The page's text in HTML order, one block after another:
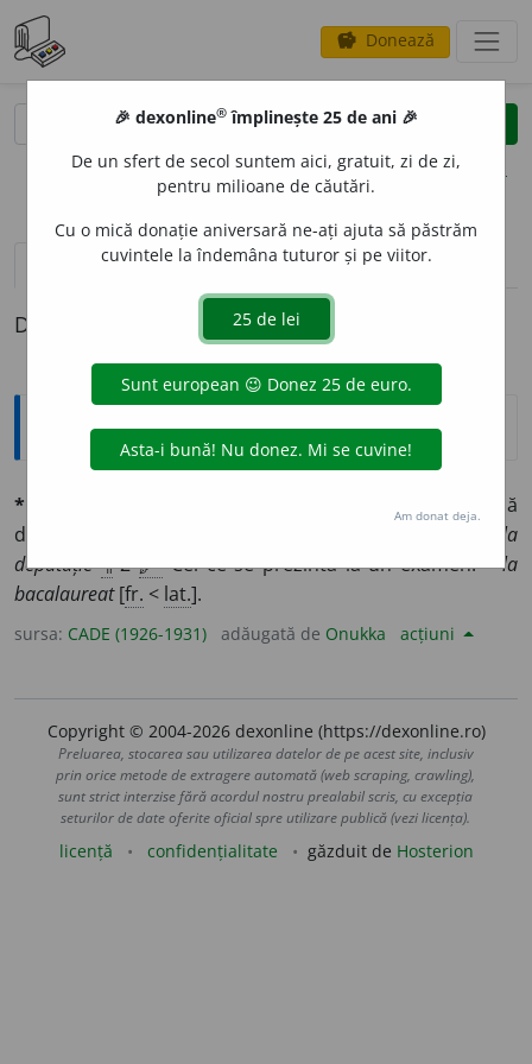
savings Donează
clear
opțiuni
definiții (1) pronunțievolume_up (50)
Definiția cu ID-ul 1345675:
Explicative DEX
*CANDID
1 Care aspiră să
dobîndească o slujbă, un titlu, o demnitate:
~ la
deputăție ¶2🖋Cel ce se prezintă la un examen:~ la
bacalaureat[fr. < lat.].
sursa: CADE (1926-1931) adăugată de Onukka acțiuni
Copyright © 2004-2026 dexonline (https://dexonline.ro)
Preluarea, stocarea sau utilizarea datelor de pe acest site, inclusiv
prin orice metode de extragere automată (web scraping, crawling),
sunt strict interzise fără acordul nostru prealabil scris, cu excepția
seturilor de date oferite oficial spre utilizare publică (vezi licența).
licență confidențialitate găzduit de Hosterion
🎉 dexonline® împlinește 25 de ani 🎉
De un sfert de secol suntem aici, gratuit, zi de zi,
pentru milioane de căutări.
Cu o mică donație aniversară ne-ați ajuta să păstrăm
cuvintele la îndemâna tuturor și pe viitor.
Am donat deja.